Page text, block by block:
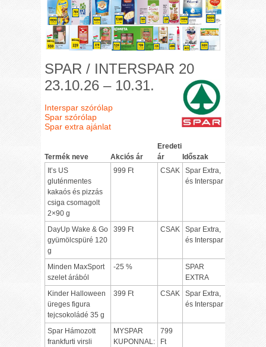
SPAR / INTERSPAR 20
23.10.26 – 10.31.
Interspar szórólap
Spar szórólap
Spar extra ajánlat
Termék neve Akciós ár
Eredeti
ár
Időszak
It’s US
gluténmentes
kakaós és pizzás
csiga csomagolt
2×90 g
999 Ft CSAK
Spar Extra,
és Interspar
DayUp Wake & Go
gyümölcspüré 120
g
399 Ft CSAK
Spar Extra,
és Interspar
Minden MaxSport
szelet árából
-25 %
SPAR
EXTRA
Kinder Halloween
üreges figura
tejcsokoládé 35 g
399 Ft CSAK
Spar Extra,
és Interspar
Spar Hámozott
frankfurti virsli
MYSPAR
KUPONNAL:
799
Ft